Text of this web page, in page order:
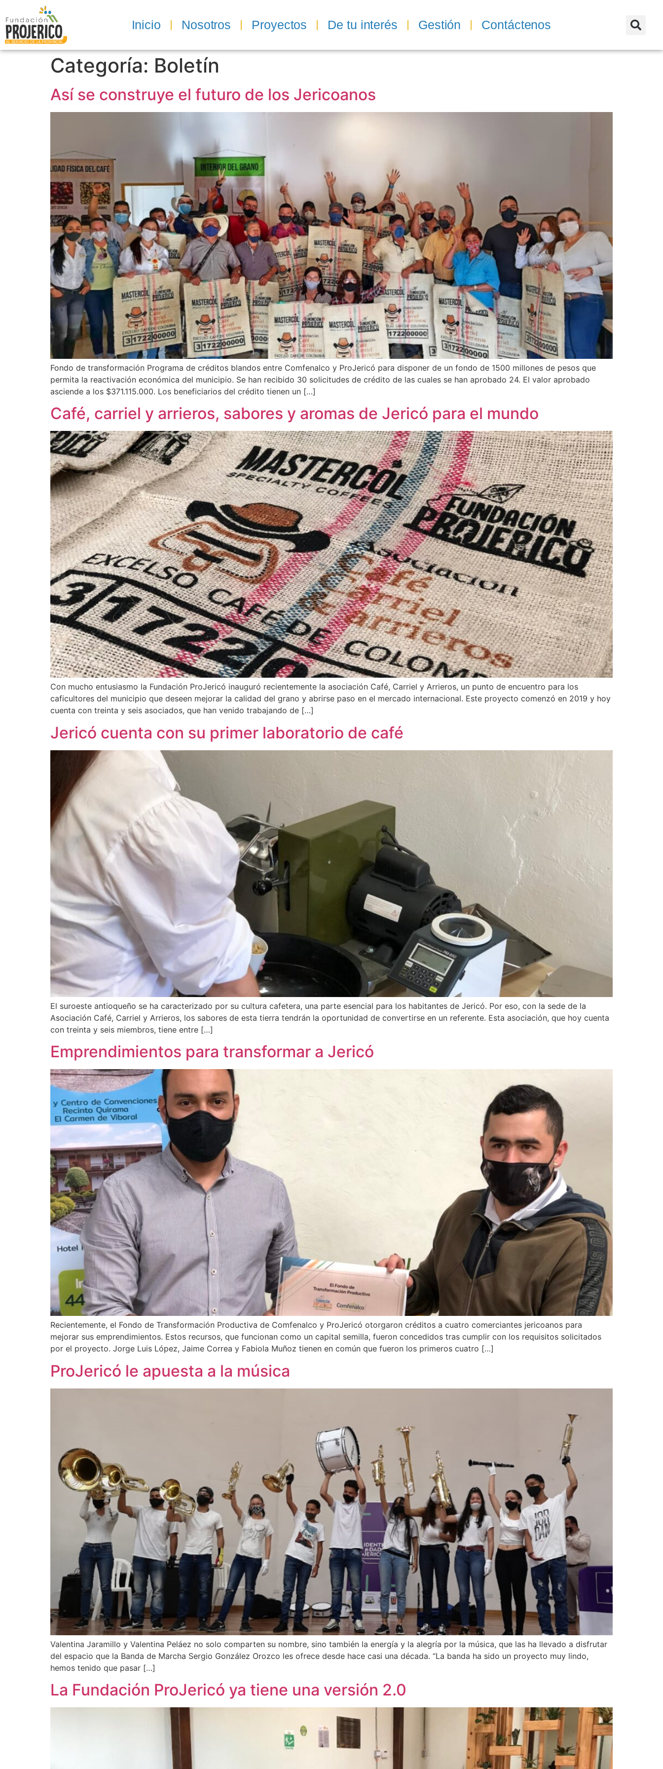
Inicio Nosotros Proyectos De tu interés Gestión Contáctenos
Categoría: Boletín
Así se construye el futuro de los Jericoanos
Fondo de transformación Programa de créditos blandos entre Comfenalco y ProJericó para disponer de un fondo de 1500 millones de pesos que
permita la reactivación económica del municipio. Se han recibido 30 solicitudes de crédito de las cuales se han aprobado 24. El valor aprobado
asciende a los $371.115.000. Los beneficiarios del crédito tienen un […]
Café, carriel y arrieros, sabores y aromas de Jericó para el mundo
Con mucho entusiasmo la Fundación ProJericó inauguró recientemente la asociación Café, Carriel y Arrieros, un punto de encuentro para los
caficultores del municipio que deseen mejorar la calidad del grano y abrirse paso en el mercado internacional. Este proyecto comenzó en 2019 y hoy
cuenta con treinta y seis asociados, que han venido trabajando de […]
Jericó cuenta con su primer laboratorio de café
El suroeste antioqueño se ha caracterizado por su cultura cafetera, una parte esencial para los habitantes de Jericó. Por eso, con la sede de la
Asociación Café, Carriel y Arrieros, los sabores de esta tierra tendrán la oportunidad de convertirse en un referente. Esta asociación, que hoy cuenta
con treinta y seis miembros, tiene entre […]
Emprendimientos para transformar a Jericó
Recientemente, el Fondo de Transformación Productiva de Comfenalco y ProJericó otorgaron créditos a cuatro comerciantes jericoanos para
mejorar sus emprendimientos. Estos recursos, que funcionan como un capital semilla, fueron concedidos tras cumplir con los requisitos solicitados
por el proyecto. Jorge Luis López, Jaime Correa y Fabiola Muñoz tienen en común que fueron los primeros cuatro […]
ProJericó le apuesta a la música
Valentina Jaramillo y Valentina Peláez no solo comparten su nombre, sino también la energía y la alegría por la música, que las ha llevado a disfrutar
del espacio que la Banda de Marcha Sergio González Orozco les ofrece desde hace casi una década. “La banda ha sido un proyecto muy lindo,
hemos tenido que pasar […]
La Fundación ProJericó ya tiene una versión 2.0